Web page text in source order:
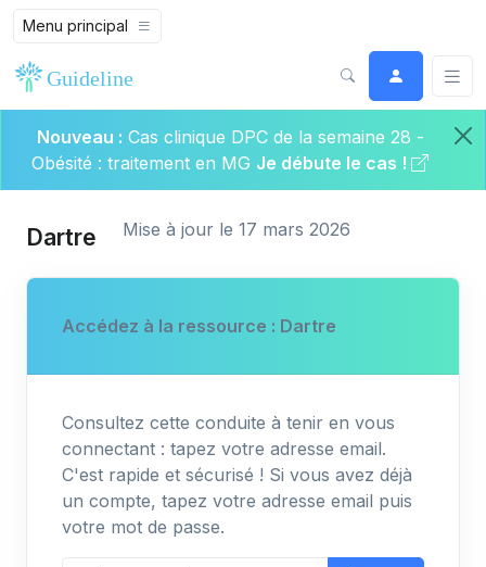
Menu principal
Nouveau : Cas clinique DPC de la semaine 28 -
Obésité : traitement en MG Je débute le cas !
Dartre Mise à jour le 17 mars 2026
Accédez à la ressource : Dartre
Consultez cette conduite à tenir en vous
connectant : tapez votre adresse email.
C'est rapide et sécurisé ! Si vous avez déjà
un compte, tapez votre adresse email puis
votre mot de passe.